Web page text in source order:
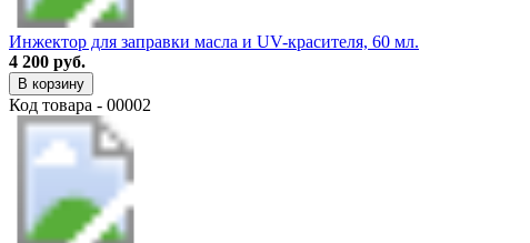
Инжектор для заправки масла и UV-красителя, 60 мл.
4 200 руб.
В корзину
Код товара - 00002